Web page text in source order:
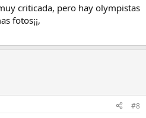
criticada, pero hay olympistas
fotos¡¡,
#8